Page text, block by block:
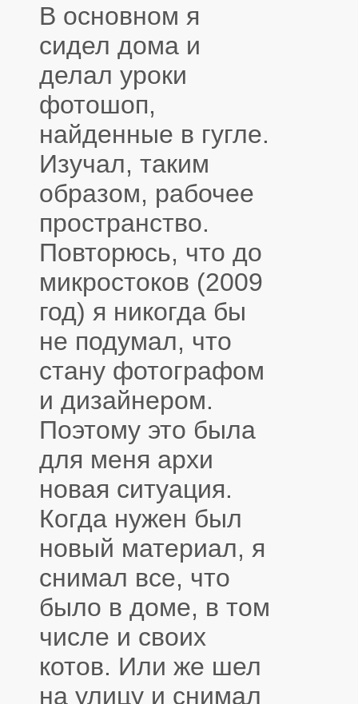
В основном я
сидел дома и
делал уроки
фотошоп,
найденные в гугле.
Изучал, таким
образом, рабочее
пространство.
Повторюсь, что до
микростоков (2009
год) я никогда бы
не подумал, что
стану фотографом
и дизайнером.
Поэтому это была
для меня архи
новая ситуация.
Когда нужен был
новый материал, я
снимал все, что
было в доме, в том
числе и своих
котов. Или же шел
на улицу и снимал